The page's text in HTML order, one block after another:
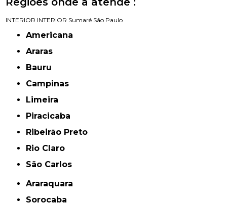
INTERIOR INTERIOR Sumaré São Paulo
Americana
Araras
Bauru
Campinas
Limeira
Piracicaba
Ribeirão Preto
Rio Claro
São Carlos
Araraquara
Sorocaba